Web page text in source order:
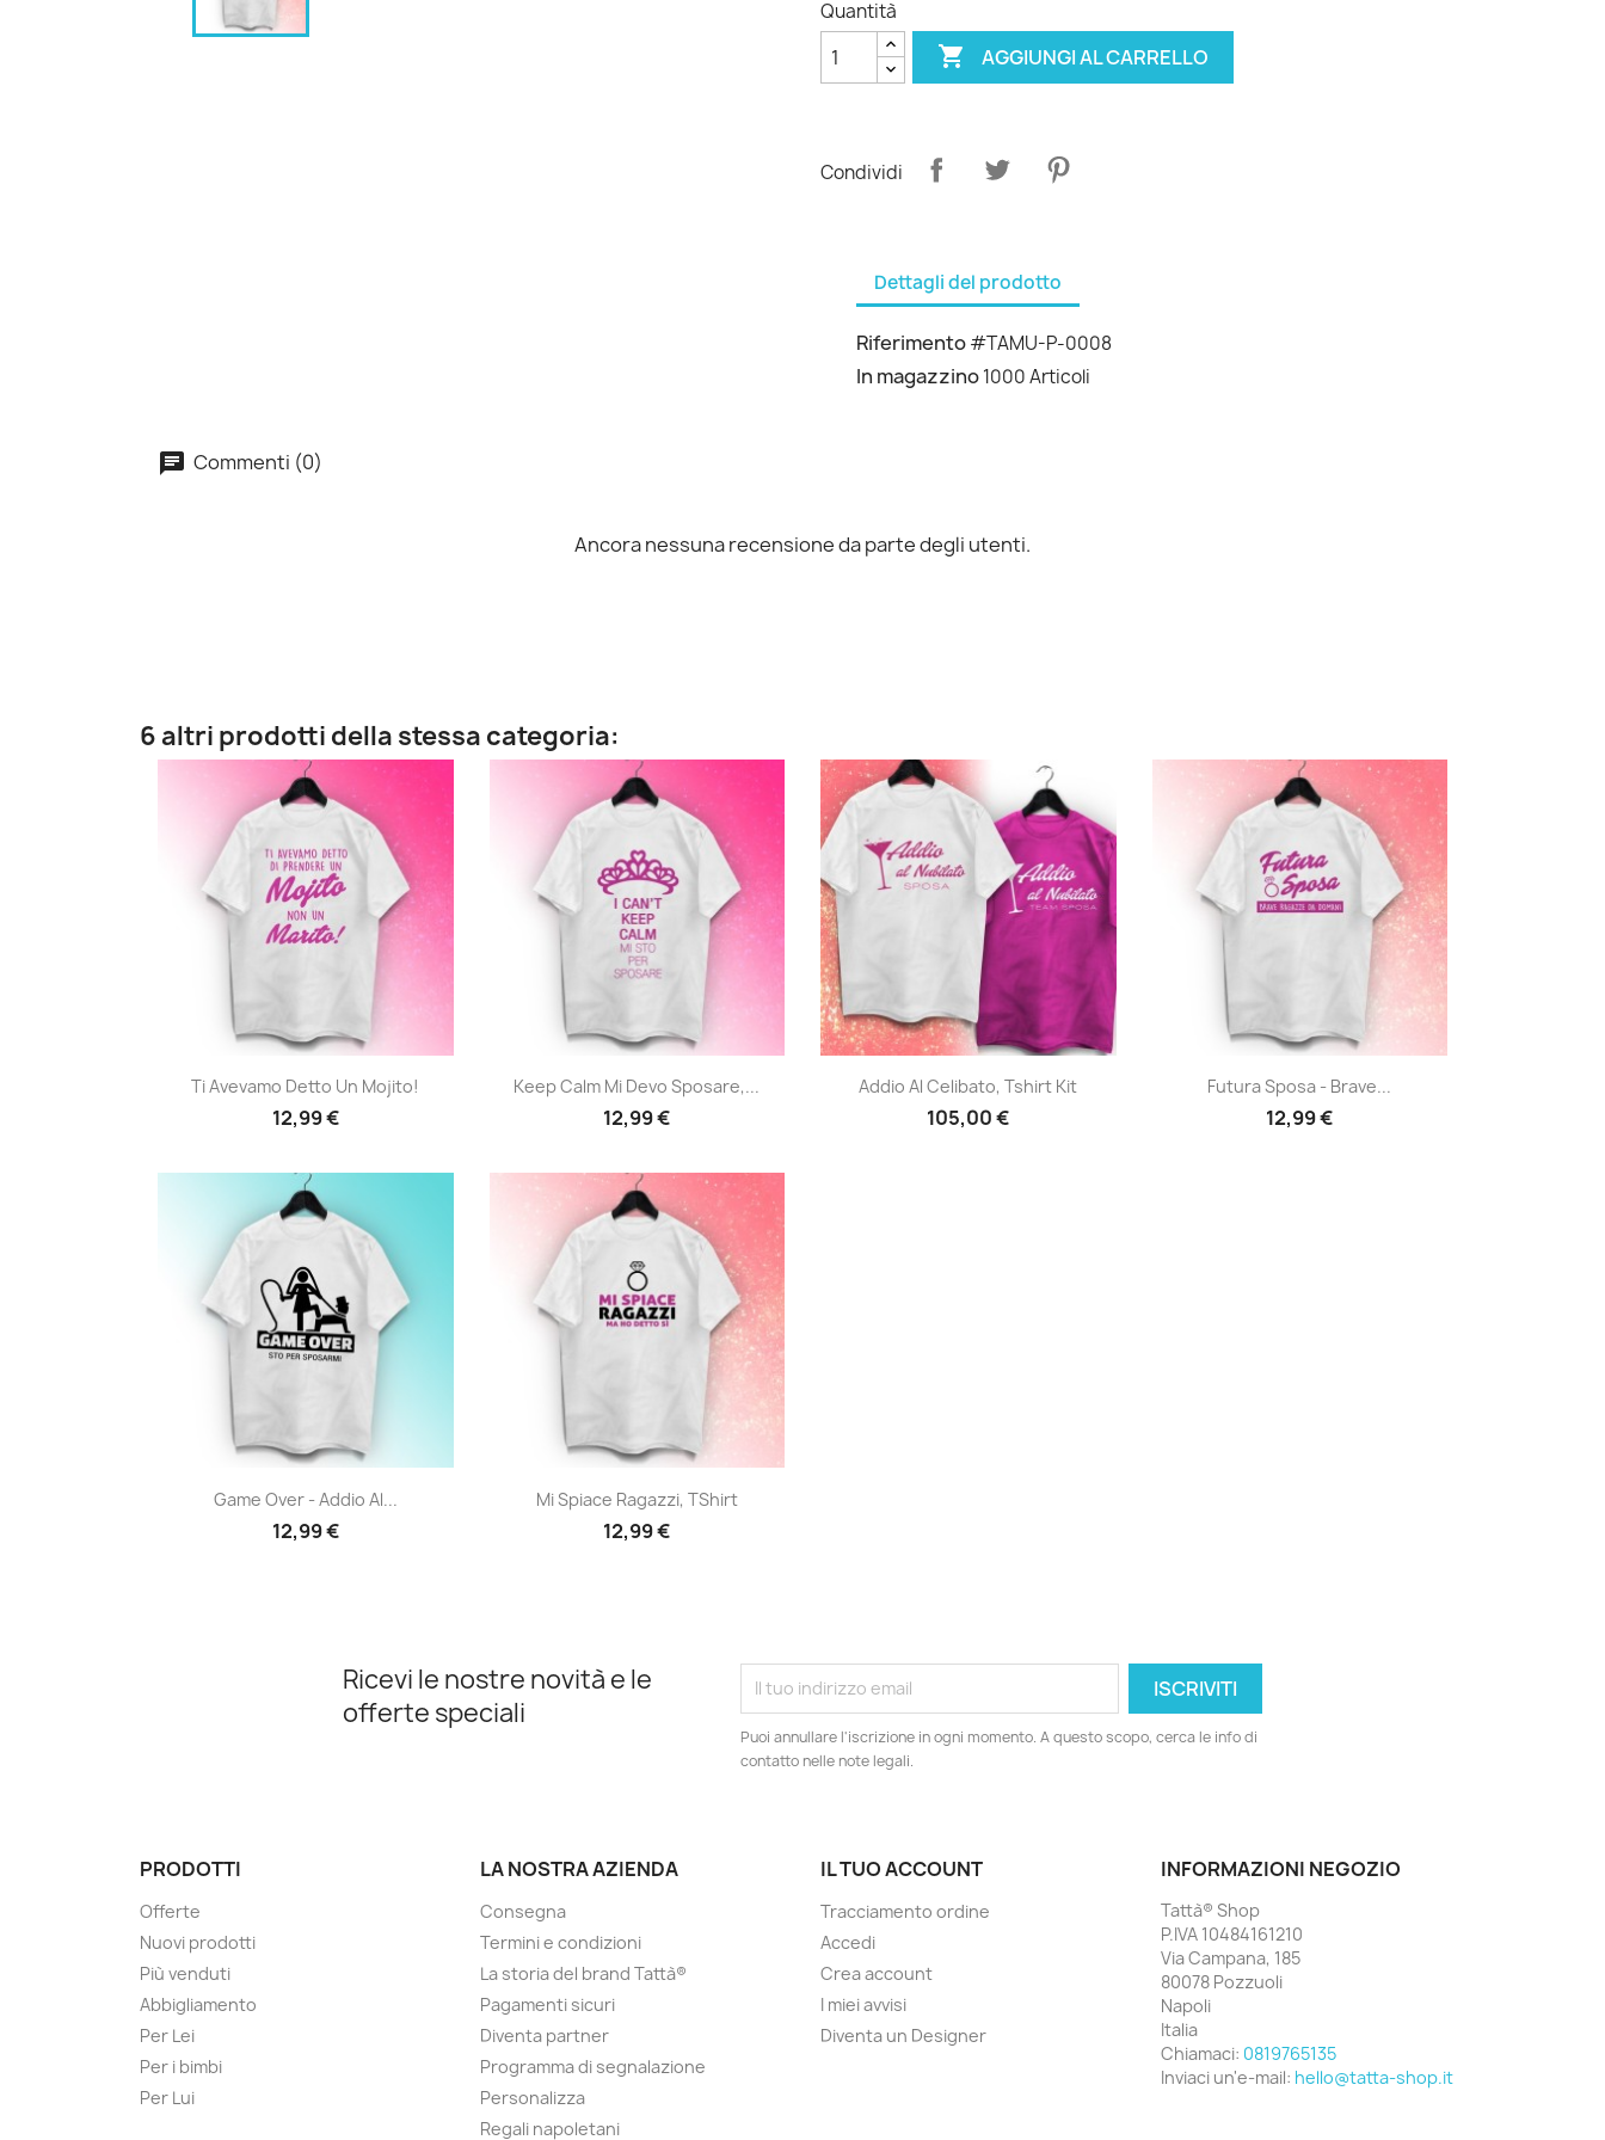
Quantità
 AGGIUNGI AL CARRELLO
Condividi
Dettagli del prodotto
Riferimento#TAMU-P-0008
In magazzino1000 Articoli
Commenti (0)
Ancora nessuna recensione da parte degli utenti.
6 altri prodotti della stessa categoria:
Anteprima
Ti Avevamo Detto Un Mojito!
12,99 €
Anteprima
Keep Calm Mi Devo Sposare,...
12,99 €
Anteprima
Addio Al Celibato, Tshirt Kit
105,00 €
Anteprima
Futura Sposa - Brave...
12,99 €
Anteprima
Game Over - Addio Al...
12,99 €
Anteprima
Mi Spiace Ragazzi, TShirt
12,99 €
Ricevi le nostre novità e le
offerte speciali
Puoi annullare l'iscrizione in ogni momento. A questo scopo, cerca le info di
contatto nelle note legali.
PRODOTTI
Offerte
Nuovi prodotti
Più venduti
Abbigliamento
Per Lei
Per i bimbi
Per Lui
LA NOSTRA AZIENDA
Consegna
Termini e condizioni
La storia del brand Tattà®
Pagamenti sicuri
Diventa partner
Programma di segnalazione
Personalizza
Regali napoletani
IL TUO ACCOUNT
Tracciamento ordine
Accedi
Crea account
I miei avvisi
Diventa un Designer
INFORMAZIONI NEGOZIO
Tattà® Shop
P.IVA 10484161210
Via Campana, 185
80078 Pozzuoli
Napoli
Italia
Chiamaci: 0819765135
Inviaci un'e-mail: hello@tatta-shop.it